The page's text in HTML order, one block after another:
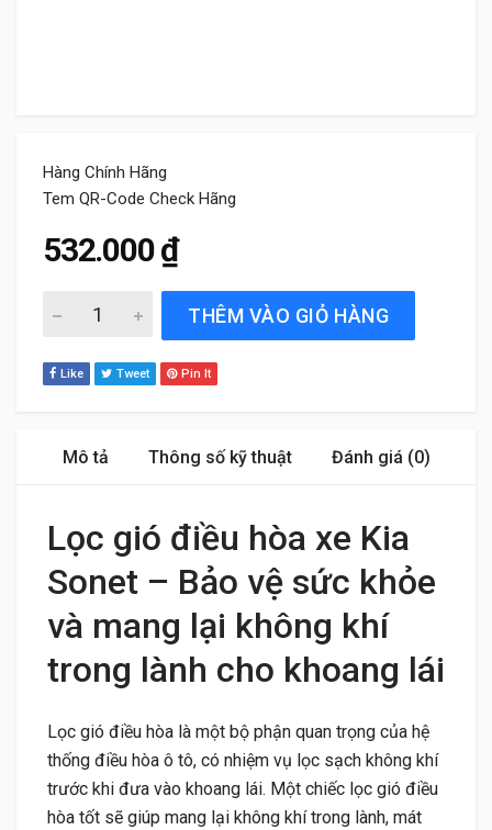
Hàng Chính Hãng
Tem QR-Code Check Hãng
532.000₫
Lọc gió điều hòa xe Kia Sonet 2021 đến 2025 Bosch
THÊM VÀO GIỎ HÀNG
Like Tweet Pin It
Mô tả Thông số kỹ thuật Đánh giá (0)
Lọc gió điều hòa xe Kia
Sonet – Bảo vệ sức khỏe
và mang lại không khí
trong lành cho khoang lái
Lọc gió điều hòa là một bộ phận quan trọng của hệ
thống điều hòa ô tô, có nhiệm vụ lọc sạch không khí
trước khi đưa vào khoang lái. Một chiếc lọc gió điều
hòa tốt sẽ giúp mang lại không khí trong lành, mát